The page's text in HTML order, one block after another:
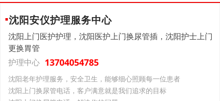
沈阳安仪护理服务中心
沈阳上门医护护理，沈阳医护上门换尿管插，沈阳护士上门
更换胃管
护理中心 13704054785
沈阳老年护理服务，安全卫生，能够细心照顾每一位患者
沈阳上门换尿管电话，客户满意就是我们追求的目标